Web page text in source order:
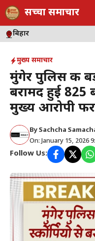
Skip
to
content
सच्चा समाचार
बिहार
मुख्य समाचार
मुंगेर पुलिस की
बरामद हुई 825
मुख्य आरोपी
BySachcha
On: January 15, 2026
Follow Us: